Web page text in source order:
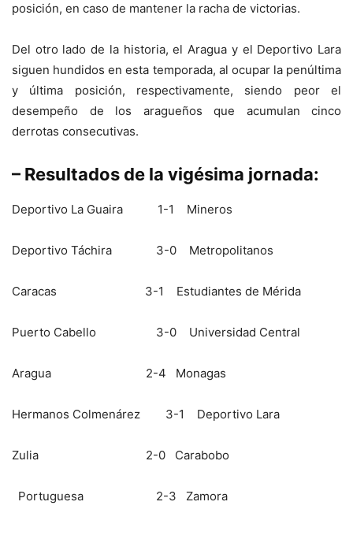
posición, en caso de mantener la racha de victorias.
Del otro lado de la historia, el Aragua y el Deportivo Lara
siguen hundidos en esta temporada, al ocupar la penúltima
y última posición, respectivamente, siendo peor el
desempeño de los aragueños que acumulan cinco
derrotas consecutivas.
– Resultados de la vigésima jornada:
Deportivo La Guaira 1-1 Mineros
Deportivo Táchira 3-0 Metropolitanos
Caracas 3-1 Estudiantes de Mérida
Puerto Cabello 3-0 Universidad Central
Aragua 2-4 Monagas
Hermanos Colmenárez 3-1 Deportivo Lara
Zulia 2-0 Carabobo
Portuguesa 2-3 Zamora